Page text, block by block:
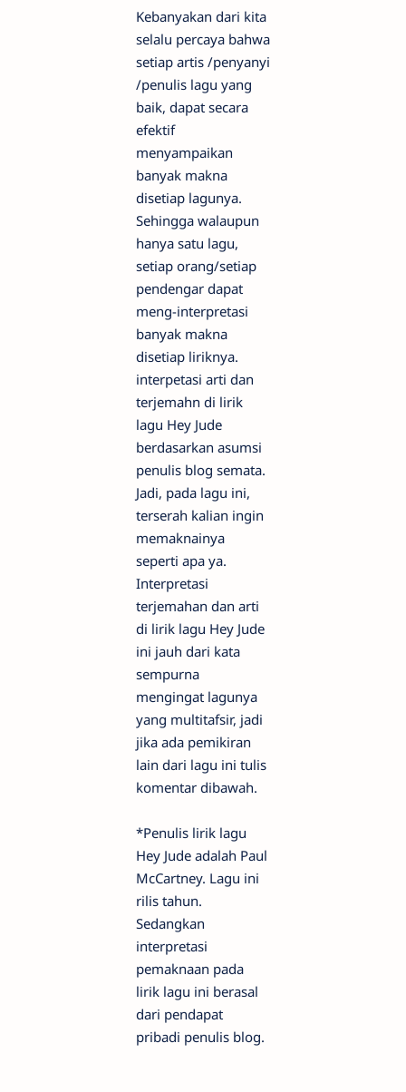
Kebanyakan dari kita
selalu percaya bahwa
setiap artis /penyanyi
/penulis lagu yang
baik, dapat secara
efektif
menyampaikan
banyak makna
disetiap lagunya.
Sehingga walaupun
hanya satu lagu,
setiap orang/setiap
pendengar dapat
meng-interpretasi
banyak makna
disetiap liriknya.
interpetasi arti dan
terjemahn di lirik
lagu Hey Jude
berdasarkan asumsi
penulis blog semata.
Jadi, pada lagu ini,
terserah kalian ingin
memaknainya
seperti apa ya.
Interpretasi
terjemahan dan arti
di lirik lagu Hey Jude
ini jauh dari kata
sempurna
mengingat lagunya
yang multitafsir, jadi
jika ada pemikiran
lain dari lagu ini tulis
komentar dibawah.
*Penulis lirik lagu
Hey Jude adalah Paul
McCartney. Lagu ini
rilis tahun.
Sedangkan
interpretasi
pemaknaan pada
lirik lagu ini berasal
dari pendapat
pribadi penulis blog.